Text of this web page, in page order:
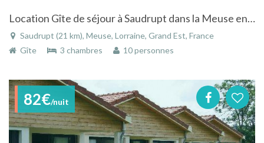
Location Gîte de séjour à Saudrupt dans la Meuse en Lorraine
Saudrupt (21 km), Meuse, Lorraine, Grand Est, France
Gîte
3 chambres 10 personnes
82€/nuit